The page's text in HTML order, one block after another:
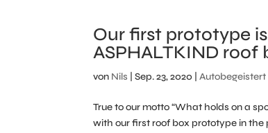
Our first prototype
ASPHALTKIND roof
von Nils |Sep. 23, 2020 |Autobegeistert
True to our motto “What holds on a
with our first roof box prototype in